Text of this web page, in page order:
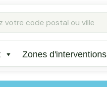
Zones d'interventions